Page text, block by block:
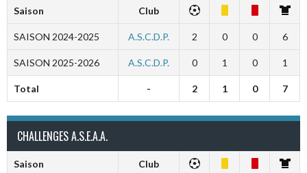
Saison Club
SAISON 2024-2025 A.S.C.D.P. 2 0 0 6
SAISON 2025-2026 A.S.C.D.P. 0 1 0 1
Total - 2 1 0 7
CHALLENGES A.S.E.A.A.
Saison Club